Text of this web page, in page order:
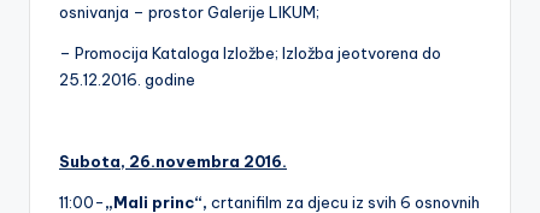
osnivanja – prostor Galerije LIKUM;
– Promocija Kataloga Izložbe; Izložba jeotvorena do
25.12.2016. godine
Subota, 26.novembra 2016.
11:00-„Mali princ“, crtanifilm za djecu iz svih 6 osnovnih